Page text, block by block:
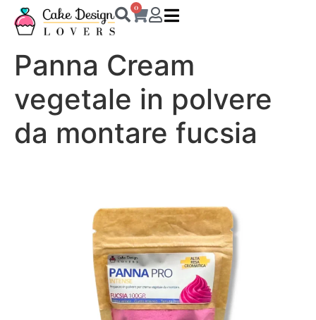
0
Panna Cream
vegetale in polvere
da montare fucsia